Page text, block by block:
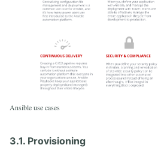
Ansible use cases
3.1. Provisioning